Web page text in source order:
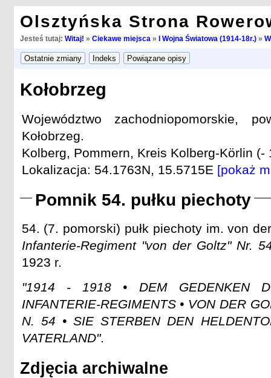
Olsztyńska Strona
Jesteś tutaj: Witaj! » Ciekawe miejsca » I Wojna Światowa (1914-18r.)»
Kołobrzeg
Województwo zachodniopomorskie,
Kołobrzeg.
Kolberg, Pommern, Kreis Kolberg-Körlin (-
Lokalizacja: 54.1763N, 15.5715E [pokaż
Pomnik 54. pułku piechoty
54. (7. pomorski) pułk piechoty im. von
Infanterie-Regiment "von der Goltz" Nr.
1923 r.
"1914 - 1918 • DEM GEDENKEN
INFANTERIE-REGIMENTS • VON DER
N. 54 • SIE STERBEN DEN
VATERLAND".
Zdjęcia archiwalne